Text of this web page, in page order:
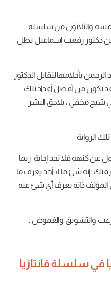
والثلاثون من سلسلة
دكتور رفعت إسماعيل بطل
بأحلامها لتقابل الدكتور
تكون من أفضل أعداد تلك
شبح مخفي ، يلاحق البشر
الرواية
عن كنهه فلا تجد إجابة ربما
إنه شئ ما لا أحد يعرف ما
ذاته يعرف أي شئ عنه
والتشويق والغموض .
في سلسلة فانتازيا